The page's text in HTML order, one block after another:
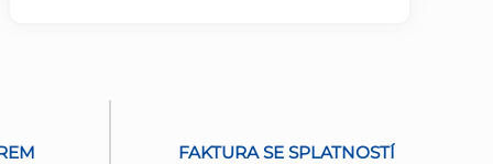
FAKTURA SE SPLATNOSTÍ